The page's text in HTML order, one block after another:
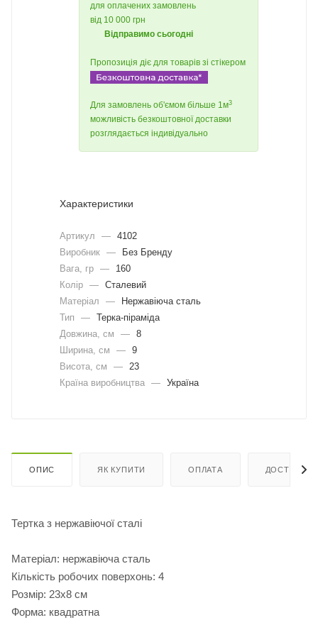
для оплачених замовлень
від 10 000 грн
Відправимо сьогодні
Пропозиція діє для товарів зі стікером
Для замовлень об'ємом більше 1м3
можливість безкоштовної доставки
розглядається індивідуально
Характеристики
Артикул — 4102
Виробник —
Без Бренду
Вага, гр —
160
Колір — Сталевий
Матеріал
—
Нержавіюча сталь
Тип
— Терка-піраміда
Довжина, cм
— 8
Ширина, cм
— 9
Висота, см
—
23
Країна виробництва — Україна
ОПИС ЯК КУПИТИ ОПЛАТА ДОСТАВКА
Тертка з нержавіючої сталі
Матеріал: нержавіюча сталь
Кількість робочих поверхонь: 4
Розмір: 23х8 см
Форма: квадратна